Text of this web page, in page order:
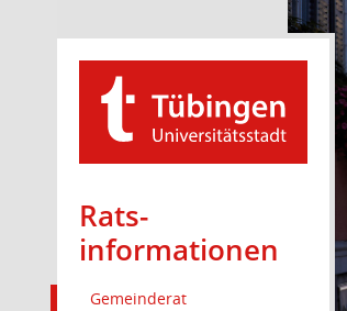
Rats­
informationen
Gemeinderat